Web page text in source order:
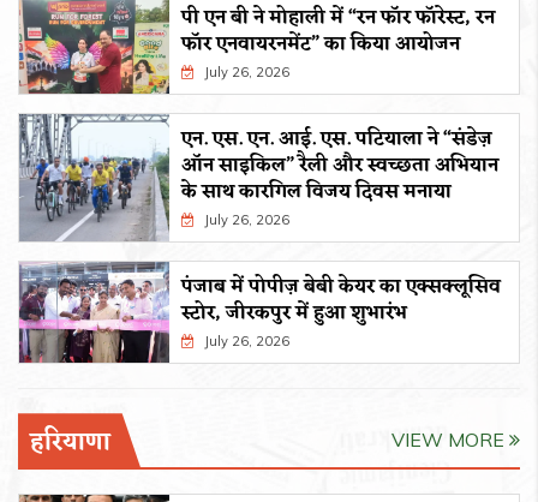
पी एन बी ने मोहाली में “रन फॉर फॉरेस्ट, रन
फॉर एनवायरनमेंट” का किया आयोजन
July 26, 2026
एन. एस. एन. आई. एस. पटियाला ने “संडेज़
ऑन साइकिल” रैली और स्वच्छता अभियान
के साथ कारगिल विजय दिवस मनाया
July 26, 2026
पंजाब में पोपीज़ बेबी केयर का एक्सक्लूसिव
स्टोर, जीरकपुर में हुआ शुभारंभ
July 26, 2026
हरियाणा VIEW MORE